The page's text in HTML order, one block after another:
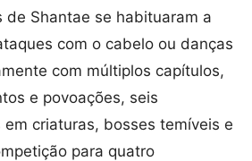
de Shantae se habituaram a
com o cabelo ou danças
com múltiplos capítulos,
e povoações, seis
criaturas, bosses temíveis e
para quatro